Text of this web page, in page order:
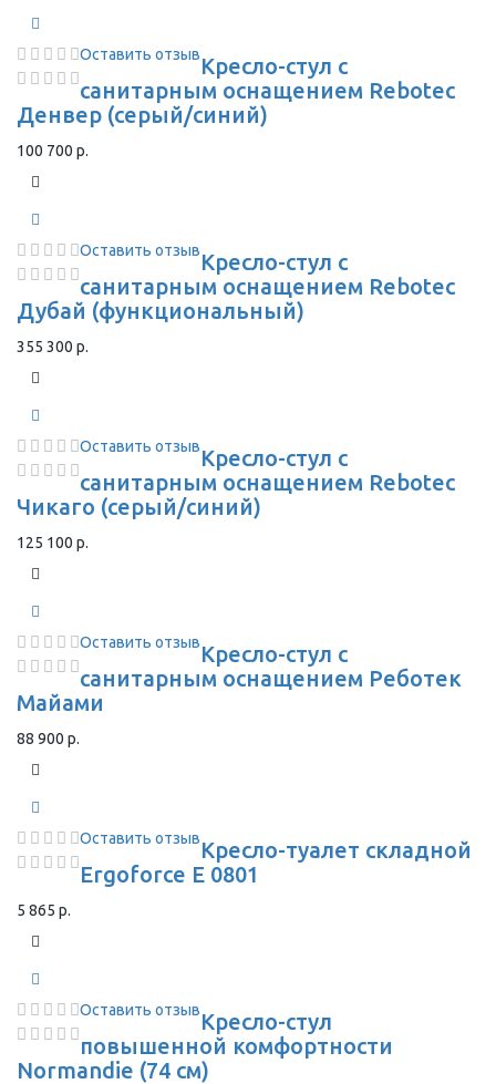
Оставить отзывКресло-стул с
санитарным оснащением Rebotec
Денвер (серый/синий)
100 700 р.
Оставить отзывКресло-стул с
санитарным оснащением Rebotec
Дубай (функциональный)
355 300 р.
Оставить отзывКресло-стул с
санитарным оснащением Rebotec
Чикаго (серый/синий)
125 100 р.
Оставить отзывКресло-стул с
санитарным оснащением Реботек
Майами
88 900 р.
Оставить отзывКресло-туалет складной
Ergoforce E 0801
5 865 р.
Оставить отзывКресло-стул
повышенной комфортности
Normandie (74 см)